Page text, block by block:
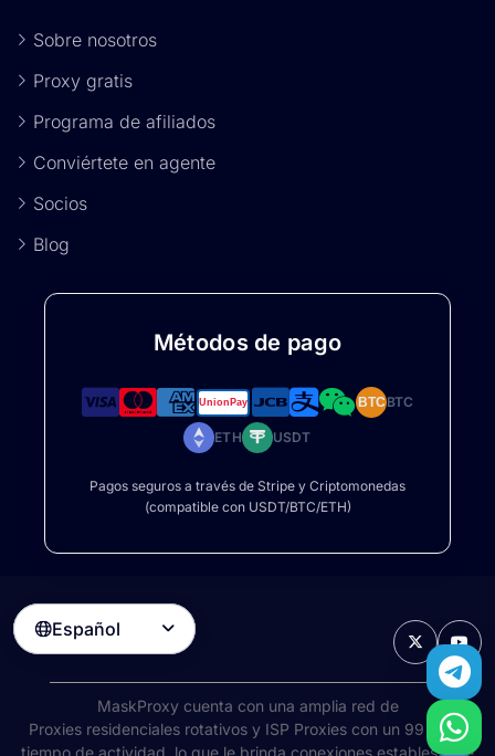
Sobre nosotros
Proxy gratis
Programa de afiliados
Conviértete en agente
Socios
Blog
Métodos de pago
BTCBTC
ETH USDT
Pagos seguros a través de Stripe y Criptomonedas
(compatible con USDT/BTC/ETH)
Español 
MaskProxy cuenta con una amplia red de
Proxies residenciales rotativosy ISP Proxies con un 99 % de
tiempo de actividad, lo que le brinda conexiones estables y de